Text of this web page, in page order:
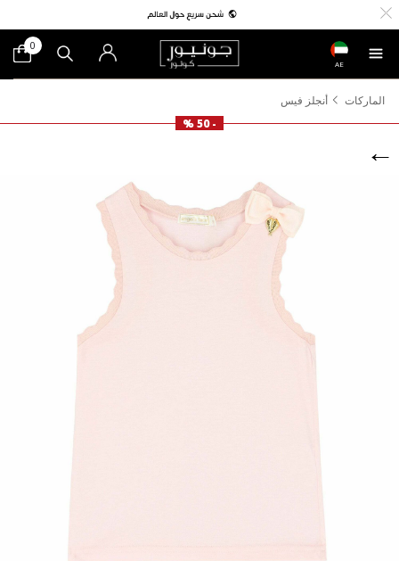
AE
0
الماركات
أنجلز فيس
- 50 %